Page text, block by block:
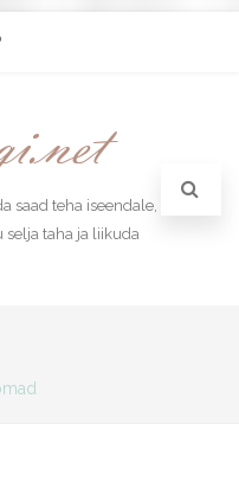
saad teha iseendale,
selja taha ja liikuda